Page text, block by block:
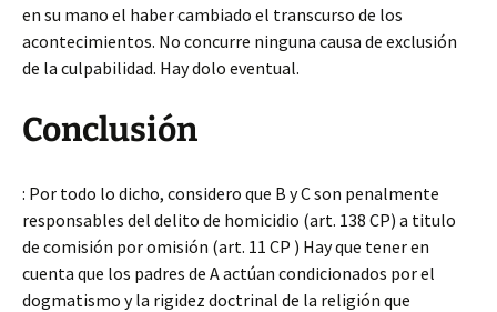
en su mano el haber cambiado el transcurso de los
acontecimientos. No concurre ninguna causa de exclusión
de la culpabilidad. Hay dolo eventual.
Conclusión
: Por todo lo dicho, considero que B y C son penalmente
responsables del delito de homicidio (art. 138 CP) a titulo
de comisión por omisión (art. 11 CP ) Hay que tener en
cuenta que los padres de A actúan condicionados por el
dogmatismo y la rigidez doctrinal de la religión que